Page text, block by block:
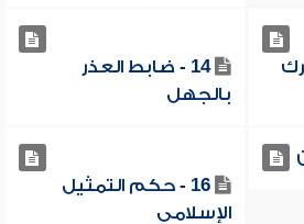
14 - ضابط العذر
بالجهل
16 - حكم التمثيل
الإسلامي